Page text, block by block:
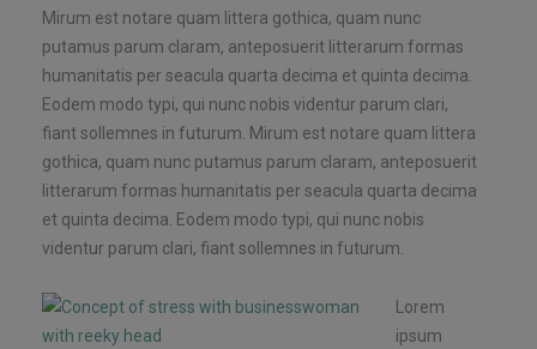
Mirum est notare quam littera gothica, quam nunc
putamus parum claram, anteposuerit litterarum formas
humanitatis per seacula quarta decima et quinta decima.
Eodem modo typi, qui nunc nobis videntur parum clari,
fiant sollemnes in futurum. Mirum est notare quam littera
gothica, quam nunc putamus parum claram, anteposuerit
litterarum formas humanitatis per seacula quarta decima
et quinta decima. Eodem modo typi, qui nunc nobis
videntur parum clari, fiant sollemnes in futurum.
Lorem
ipsum